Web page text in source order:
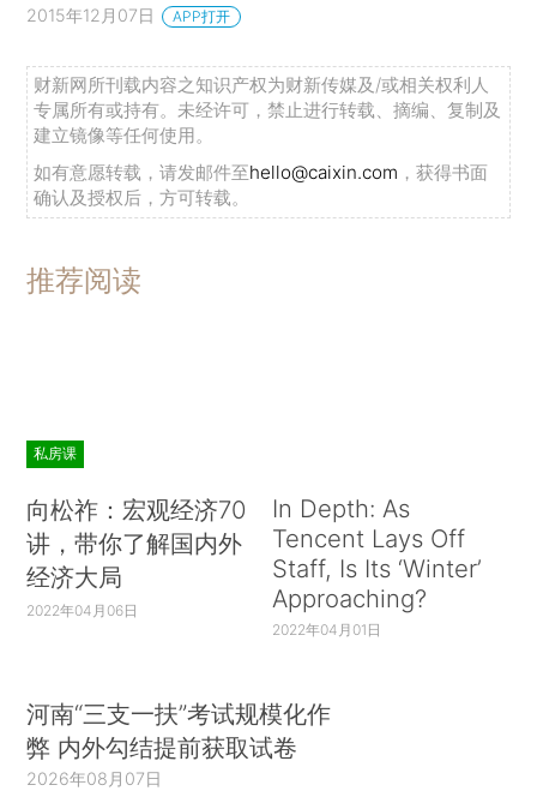
2015年12月07日 APP打开
财新网所刊载内容之知识产权为财新传媒及/或相关权利人
专属所有或持有。未经许可，禁止进行转载、摘编、复制及
建立镜像等任何使用。
如有意愿转载，请发邮件至hello@caixin.com ，获得书面
确认及授权后，方可转载。
推荐阅读
私房课
向松祚：宏观经济70
讲，带你了解国内外
经济大局
2022年04月06日
In Depth: As
Tencent Lays Off
Staff, Is Its ‘Winter’
Approaching?
2022年04月01日
河南“三支一扶”考试规模化作
弊 内外勾结提前获取试卷
2026年08月07日